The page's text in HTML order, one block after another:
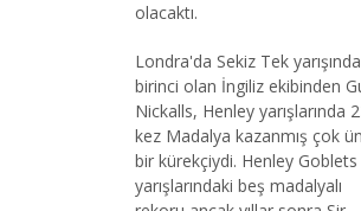
olacaktı.
Londra'da Sekiz Tek yarışında
birinci olan İngiliz ekibinden
Nickalls, Henley yarışlarında
kez Madalya kazanmış çok
bir kürekçiydi. Henley Goblets
yarışlarındaki beş madalyalı